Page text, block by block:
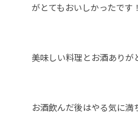
がとてもおいしかったです！
美味しい料理とお酒ありが
お酒飲んだ後はやる気に満